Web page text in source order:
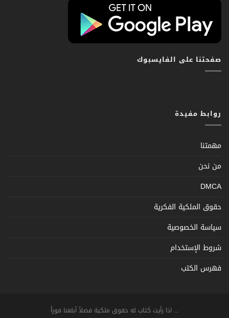
صفحتنا على الفايسبوك
روابط مفيدة
مهمتنا
من نحن
DMCA
حقوق الملكية الفكرية
سياسة الخصوصية
شروط الإستخدام
فهرس الكتب
... اذا رأيت كتاب له حقوق ملكية فضلاً أبلغنا فوراً